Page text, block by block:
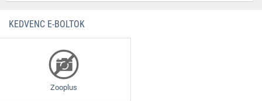
KEDVENC E-BOLTOK
Zooplus